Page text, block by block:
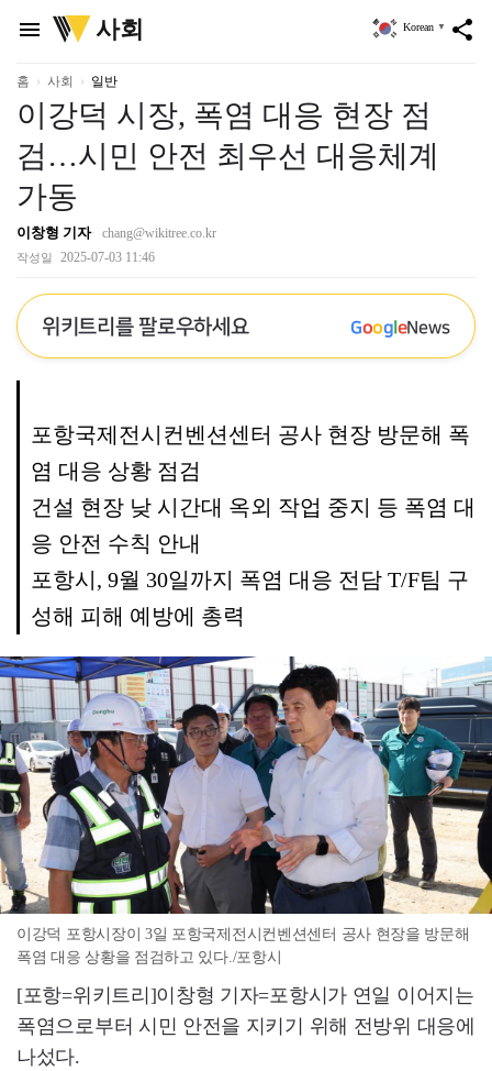
menu
위
키
리
사회 share
Korean ▼
홈 사회 일반
이강덕 시장, 폭염 대응 현장 점
검…시민 안전 최우선 대응체계
가동
이창형 기자 chang@wikitree.co.kr
작성일 2025-07-03 11:46
위키트리를 팔로우하세요 GoogleNews
포항국제전시컨벤션센터 공사 현장 방문해 폭
염 대응 상황 점검
건설 현장 낮 시간대 옥외 작업 중지 등 폭염 대
응 안전 수칙 안내
포항시, 9월 30일까지 폭염 대응 전담 T/F팀 구
성해 피해 예방에 총력
이강덕 포항시장이 3일 포항국제전시컨벤션센터 공사 현장을 방문해
폭염 대응 상황을 점검하고 있다./포항시
[포항=위키트리]이창형 기자=포항시가 연일 이어지는
폭염으로부터 시민 안전을 지키기 위해 전방위 대응에
나섰다.